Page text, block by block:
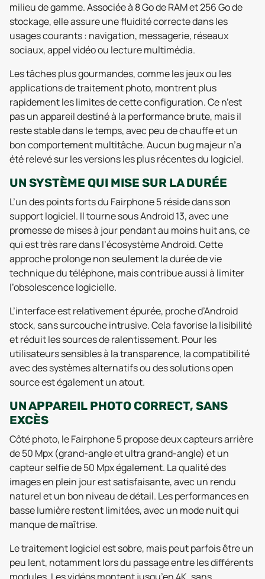
milieu de gamme. Associée à 8 Go de RAM et 256 Go de
stockage, elle assure une fluidité correcte dans les
usages courants : navigation, messagerie, réseaux
sociaux, appel vidéo ou lecture multimédia.
Les tâches plus gourmandes, comme les jeux ou les
applications de traitement photo, montrent plus
rapidement les limites de cette configuration. Ce n’est
pas un appareil destiné à la performance brute, mais il
reste stable dans le temps, avec peu de chauffe et un
bon comportement multitâche. Aucun bug majeur n’a
été relevé sur les versions les plus récentes du logiciel.
UN SYSTÈME QUI MISE SUR LA DURÉE
L’un des points forts du Fairphone 5 réside dans son
support logiciel. Il tourne sous Android 13, avec une
promesse de mises à jour pendant au moins huit ans, ce
qui est très rare dans l’écosystème Android. Cette
approche prolonge non seulement la durée de vie
technique du téléphone, mais contribue aussi à limiter
l’obsolescence logicielle.
L’interface est relativement épurée, proche d’Android
stock, sans surcouche intrusive. Cela favorise la lisibilité
et réduit les sources de ralentissement. Pour les
utilisateurs sensibles à la transparence, la compatibilité
avec des systèmes alternatifs ou des solutions open
source est également un atout.
UN APPAREIL PHOTO CORRECT, SANS
EXCÈS
Côté photo, le Fairphone 5 propose deux capteurs arrière
de 50 Mpx (grand-angle et ultra grand-angle) et un
capteur selfie de 50 Mpx également. La qualité des
images en plein jour est satisfaisante, avec un rendu
naturel et un bon niveau de détail. Les performances en
basse lumière restent limitées, avec un mode nuit qui
manque de maîtrise.
Le traitement logiciel est sobre, mais peut parfois être un
peu lent, notamment lors du passage entre les différents